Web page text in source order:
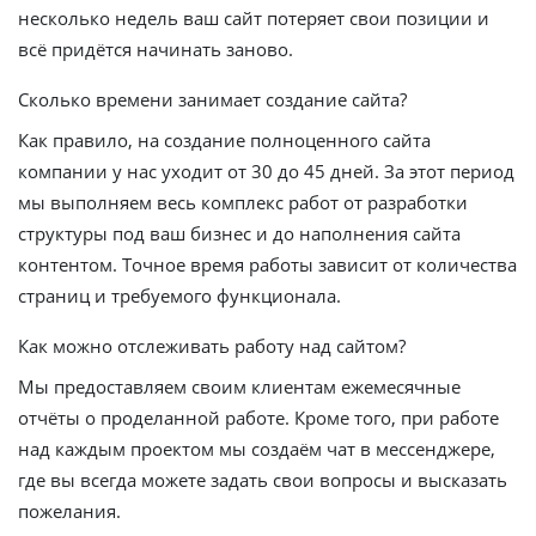
несколько недель ваш сайт потеряет свои позиции и
всё придётся начинать заново.
Сколько времени занимает создание сайта?
Как правило, на создание полноценного сайта
компании у нас уходит от 30 до 45 дней. За этот период
мы выполняем весь комплекс работ от разработки
структуры под ваш бизнес и до наполнения сайта
контентом. Точное время работы зависит от количества
страниц и требуемого функционала.
Как можно отслеживать работу над сайтом?
Мы предоставляем своим клиентам ежемесячные
отчёты о проделанной работе. Кроме того, при работе
над каждым проектом мы создаём чат в мессенджере,
где вы всегда можете задать свои вопросы и высказать
пожелания.